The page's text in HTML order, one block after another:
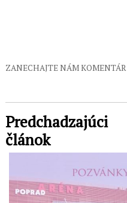
ZANECHAJTE NÁM KOMENTÁR
Predchadzajúci
článok